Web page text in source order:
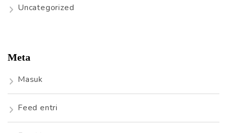
Uncategorized
Meta
Masuk
Feed entri